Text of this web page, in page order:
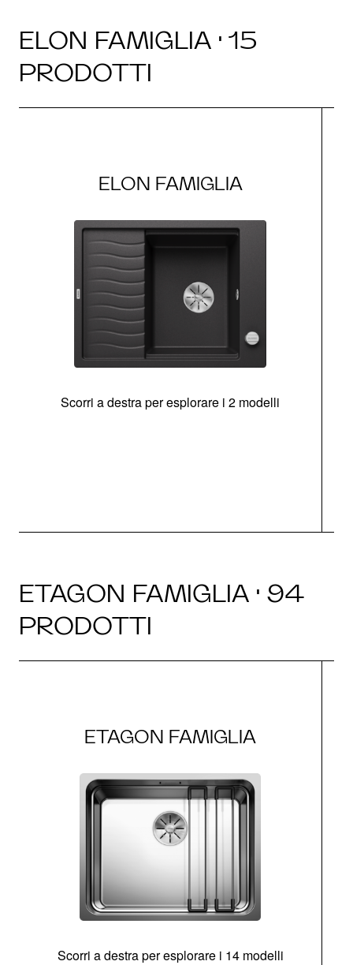
ELON FAMIGLIA · 15
PRODOTTI
ELON FAMIGLIA
Scorri a destra per esplorare i 2 modelli
ETAGON FAMIGLIA · 94
PRODOTTI
ETAGON FAMIGLIA
Scorri a destra per esplorare i 14 modelli